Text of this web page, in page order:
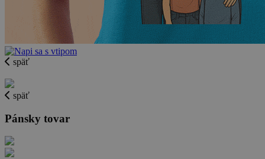
späť
späť
Pánsky tovar